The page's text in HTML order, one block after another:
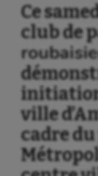
Ce
club de
ville
cadre